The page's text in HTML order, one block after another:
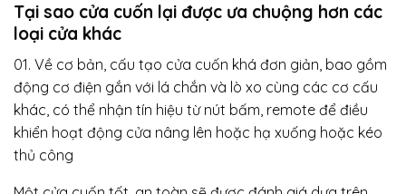
Tại sao cửa cuốn lại được ưa chuộng hơn các
loại cửa khác
01. Về cơ bản, cấu tạo cửa cuốn khá đơn giản, bao gồm
động cơ điện gắn với lá chắn và lò xo cùng các cơ cấu
khác, có thể nhận tín hiệu từ nút bấm, remote để điều
khiển hoạt động cửa nâng lên hoặc hạ xuống hoặc kéo
thủ công